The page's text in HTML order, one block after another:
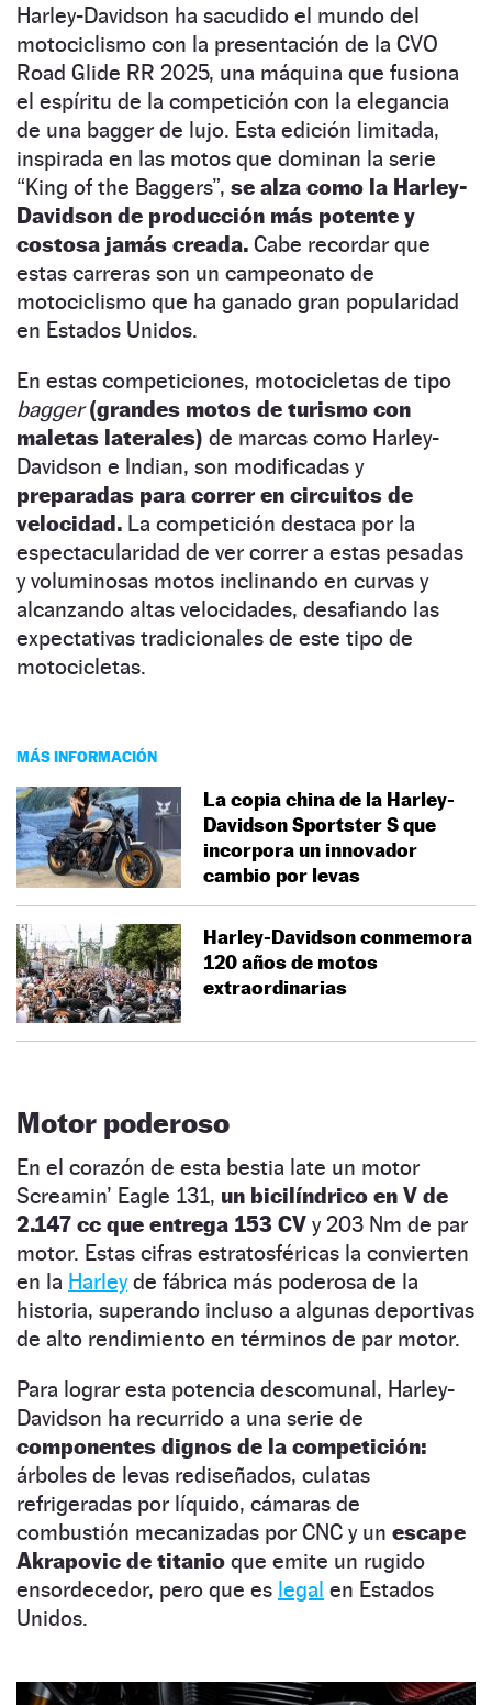
Harley-Davidson ha sacudido el mundo del
motociclismo con la presentación de la CVO
Road Glide RR 2025, una máquina que fusiona
el espíritu de la competición con la elegancia
de una bagger de lujo. Esta edición limitada,
inspirada en las motos que dominan la serie
“King of the Baggers”, se alza como la Harley-
Davidson de producción más potente y
costosa jamás creada. Cabe recordar que
estas carreras son un campeonato de
motociclismo que ha ganado gran popularidad
en Estados Unidos.
En estas competiciones, motocicletas de tipo
bagger (grandes motos de turismo con
maletas laterales) de marcas como Harley-
Davidson e Indian, son modificadas y
preparadas para correr en circuitos de
velocidad. La competición destaca por la
espectacularidad de ver correr a estas pesadas
y voluminosas motos inclinando en curvas y
alcanzando altas velocidades, desafiando las
expectativas tradicionales de este tipo de
motocicletas.
MÁS INFORMACIÓN
La copia china de la Harley-
Davidson Sportster S que
incorpora un innovador
cambio por levas
Harley-Davidson conmemora
120 años de motos
extraordinarias
Motor poderoso
En el corazón de esta bestia late un motor
Screamin’ Eagle 131, un bicilíndrico en V de
2.147 cc que entrega 153 CV y 203 Nm de par
motor. Estas cifras estratosféricas la convierten
en la Harleyde fábrica más poderosa de la
historia, superando incluso a algunas deportivas
de alto rendimiento en términos de par motor.
Para lograr esta potencia descomunal, Harley-
Davidson ha recurrido a una serie de
componentes dignos de la competición:
árboles de levas rediseñados, culatas
refrigeradas por líquido, cámaras de
combustión mecanizadas por CNC y un escape
Akrapovic de titanio que emite un rugido
ensordecedor, pero que es legal en Estados
Unidos.